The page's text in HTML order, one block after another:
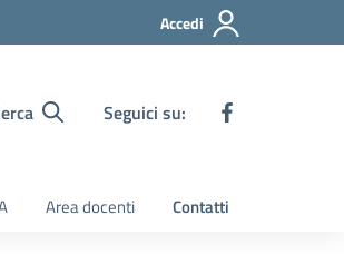
Accedi
Seguici su:
Area docenti Contatti